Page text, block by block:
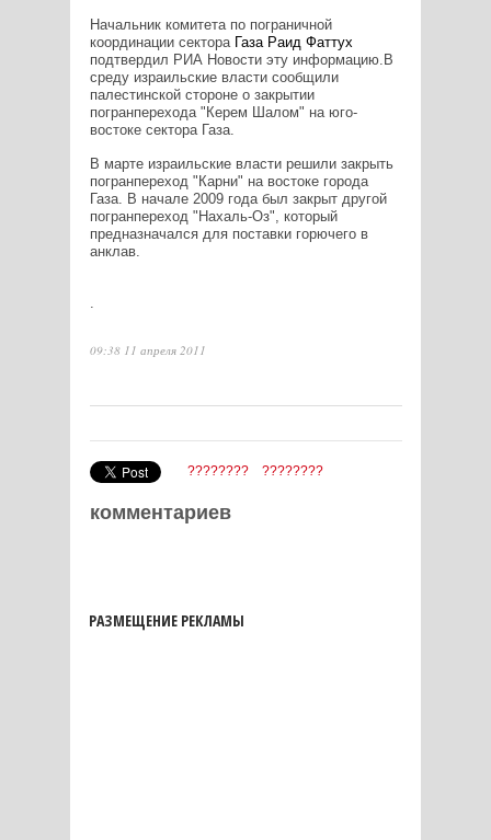
Начальник комитета по пограничной
координации сектора Газа Раид Фаттух
подтвердил РИА Новости эту информацию.В
среду израильские власти сообщили
палестинской стороне о закрытии
погранперехода "Керем Шалом" на юго-
востоке сектора Газа.
В марте израильские власти решили закрыть
погранпереход "Карни" на востоке города
Газа. В начале 2009 года был закрыт другой
погранпереход "Нахаль-Оз", который
предназначался для поставки горючего в
анклав.
09:38 11 апреля 2011
???????? ????????
комментариев
РАЗМЕЩЕНИЕ РЕКЛАМЫ